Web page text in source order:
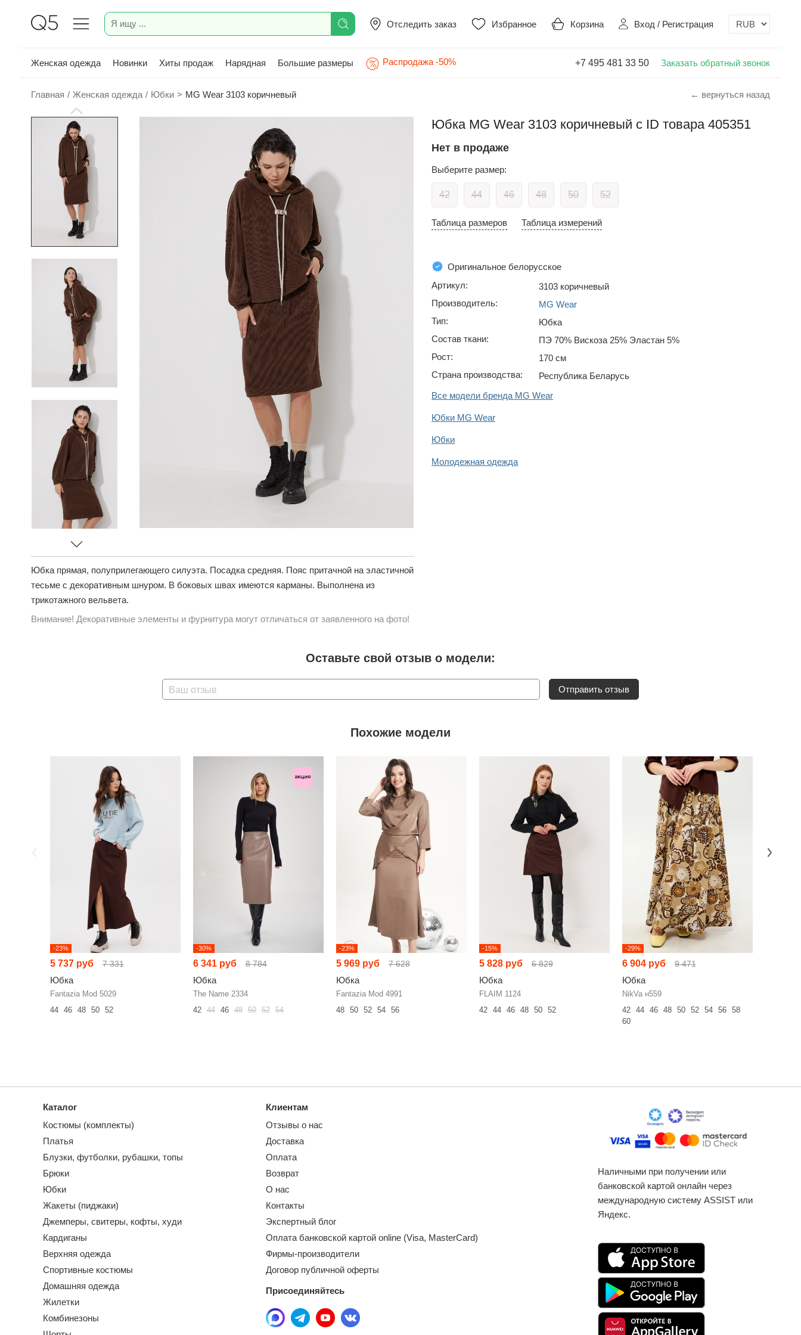
Отследить заказ Избранное Корзина Вход / Регистрация
Женская одежда Новинки Хиты продаж Нарядная Большие размеры Распродажа -50% +7 495 481 33 50 Заказать обратный звонок
Главная / Женская одежда / Юбки > MG Wear 3103 коричневый ← вернуться назад
Юбка прямая, полуприлегающего силуэта. Посадка средняя. Пояс притачной на эластичной
тесьме с декоративным шнуром. В боковых швах имеются карманы. Выполнена из
трикотажного вельвета.
Внимание! Декоративные элементы и фурнитура могут отличаться от заявленного на фото!
Юбка MG Wear 3103 коричневый с ID товара 405351
Нет в продаже
Выберите размер:
42 44 46 48 50 52
Таблица размеров Таблица измерений
Оригинальное белорусское
Артикул:
3103 коричневый
Производитель:
MG Wear
Тип:
Юбка
Состав ткани:
ПЭ 70% Вискоза 25% Эластан 5%
Рост:
170 см
Страна производства:
Республика Беларусь
Все модели бренда MG Wear
Юбки MG Wear
Юбки
Молодежная одежда
Оставьте свой отзыв о модели:
Ваш отзыв Отправить отзыв
Похожие модели
-23%
5 737 руб 7 331
Юбка
Fantazia Mod 5029
44
46 48 50 52
-30%
6 341 руб 8 784
Юбка
The Name 2334
42 44 46 48 50 52 54
-23%
5 969 руб 7 628
Юбка
Fantazia Mod 4991
48
50 52 54 56
-15%
5 828 руб 6 829
Юбка
FLAIM 1124
42
44 46 48 50 52
-29%
6 904 руб 9 471
Юбка
NikVa н559
42
44 46 48 50 52 54 56
58
60
Каталог
Костюмы (комплекты)
Платья
Блузки, футболки, рубашки, топы
Брюки
Юбки
Жакеты (пиджаки)
Джемперы, свитеры, кофты, худи
Кардиганы
Верхняя одежда
Спортивные костюмы
Домашняя одежда
Жилетки
Комбинезоны
Клиентам
Отзывы о нас
Доставка
Оплата
Возврат
О нас
Контакты
Экспертный блог
Оплата банковской картой online (Visa, MasterCard)
Фирмы-производители
Договор публичной оферты
Присоединяйтесь
Наличными при получении или
банковской картой онлайн через
международную систему ASSIST или
Яндекс.